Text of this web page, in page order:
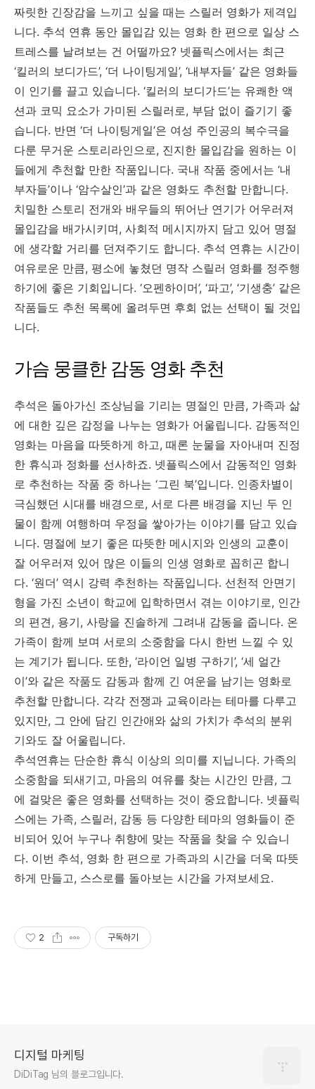
짜릿한 긴장감을 느끼고 싶을 때는 스릴러 영화가 제격입
니다. 추석 연휴 동안 몰입감 있는 영화 한 편으로 일상 스
트레스를 날려보는 건 어떨까요? 넷플릭스에서는 최근
‘킬러의 보디가드’, ‘더 나이팅게일’, ‘내부자들’ 같은 영화들
이 인기를 끌고 있습니다. ‘킬러의 보디가드’는 유쾌한 액
션과 코믹 요소가 가미된 스릴러로, 부담 없이 즐기기 좋
습니다. 반면 ‘더 나이팅게일’은 여성 주인공의 복수극을
다룬 무거운 스토리라인으로, 진지한 몰입감을 원하는 이
들에게 추천할 만한 작품입니다. 국내 작품 중에서는 ‘내
부자들’이나 ‘암수살인’과 같은 영화도 추천할 만합니다.
치밀한 스토리 전개와 배우들의 뛰어난 연기가 어우러져
몰입감을 배가시키며, 사회적 메시지까지 담고 있어 명절
에 생각할 거리를 던져주기도 합니다. 추석 연휴는 시간이
여유로운 만큼, 평소에 놓쳤던 명작 스릴러 영화를 정주행
하기에 좋은 기회입니다. ‘오펜하이머’, ‘파고’, ‘기생충’ 같은
작품들도 추천 목록에 올려두면 후회 없는 선택이 될 것입
니다.
가슴 뭉클한 감동 영화 추천
추석은 돌아가신 조상님을 기리는 명절인 만큼, 가족과 삶
에 대한 깊은 감정을 나누는 영화가 어울립니다. 감동적인
영화는 마음을 따뜻하게 하고, 때론 눈물을 자아내며 진정
한 휴식과 정화를 선사하죠. 넷플릭스에서 감동적인 영화
로 추천하는 작품 중 하나는 ‘그린 북’입니다. 인종차별이
극심했던 시대를 배경으로, 서로 다른 배경을 지닌 두 인
물이 함께 여행하며 우정을 쌓아가는 이야기를 담고 있습
니다. 명절에 보기 좋은 따뜻한 메시지와 인생의 교훈이
잘 어우러져 있어 많은 이들의 인생 영화로 꼽히곤 합니
다. ‘원더’ 역시 강력 추천하는 작품입니다. 선천적 안면기
형을 가진 소년이 학교에 입학하면서 겪는 이야기로, 인간
의 편견, 용기, 사랑을 진솔하게 그려내 감동을 줍니다. 온
가족이 함께 보며 서로의 소중함을 다시 한번 느낄 수 있
는 계기가 됩니다. 또한, ‘라이언 일병 구하기’, ‘세 얼간
이’와 같은 작품도 감동과 함께 긴 여운을 남기는 영화로
추천할 만합니다. 각각 전쟁과 교육이라는 테마를 다루고
있지만, 그 안에 담긴 인간애와 삶의 가치가 추석의 분위
기와도 잘 어울립니다.
추석연휴는 단순한 휴식 이상의 의미를 지닙니다. 가족의
소중함을 되새기고, 마음의 여유를 찾는 시간인 만큼, 그
에 걸맞은 좋은 영화를 선택하는 것이 중요합니다. 넷플릭
스에는 가족, 스릴러, 감동 등 다양한 테마의 영화들이 준
비되어 있어 누구나 취향에 맞는 작품을 찾을 수 있습니
다. 이번 추석, 영화 한 편으로 가족과의 시간을 더욱 따뜻
하게 만들고, 스스로를 돌아보는 시간을 가져보세요.
2 구독하기
디지털 마케팅
DiDiTag 님의 블로그입니다.